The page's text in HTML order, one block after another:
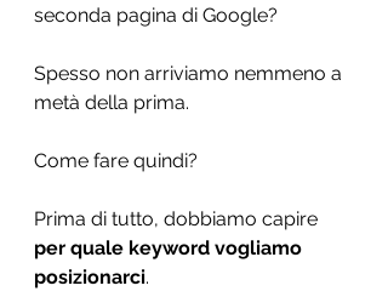
seconda pagina di Google?
Spesso non arriviamo nemmeno a
metà della prima.
Come fare quindi?
Prima di tutto, dobbiamo capire
per quale keyword vogliamo
posizionarci.